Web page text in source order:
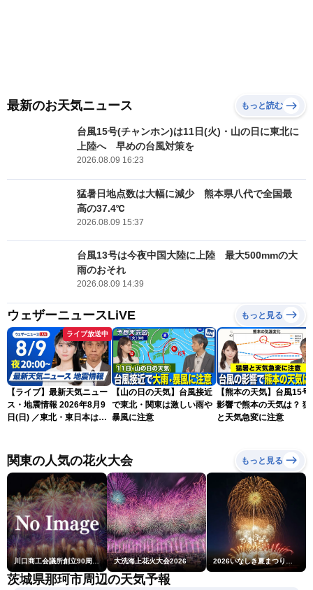
最新のお天気ニュース もっと読む
台風15号(チャンホン)は11日(火)・山の日に東北に
上陸へ 早めの台風対策を
2026.08.09 16:23
猛暑日地点数は大幅に減少 熊本県八代で全国最
高の37.4℃
2026.08.09 15:37
台風13号は今夜中国大陸に上陸 最大500mmの大
雨のおそれ
2026.08.09 14:39
ウェザーニュースLiVE もっと見る
ライブ放送中
【ライブ】最新天気ニュー
ス・地震情報 2026年8月9
日(日) ／東北・東日本は急
衣／芳野達郎〉
【山の日の天気】台風接近
で東北・関東は激しい雨や
暴風に注意
【熊本の天気】台風15号
影響で熊本の天気は？ 猛
と天気急変に注意
関東の人気の花火大会 もっと見る
川口商工会議所創立90周年・青年部40周年・女性会30周年記念 第6回川口花火大会 大洗海上花火大会2026
茨城県那珂市周辺の天気予報